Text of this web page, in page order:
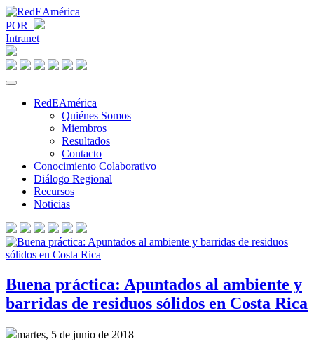
POR
Intranet
RedEAmérica
Quiénes Somos
Miembros
Resultados
Contacto
Conocimiento Colaborativo
Diálogo Regional
Recursos
Noticias
Buena práctica: Apuntados al ambiente y
barridas de residuos sólidos en Costa Rica
martes, 5 de junio de 2018